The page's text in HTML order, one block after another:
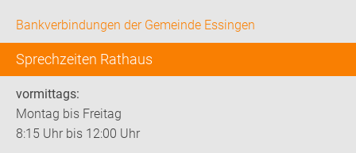
Bankverbindungen der Gemeinde Essingen
Sprechzeiten Rathaus
vormittags:
Montag bis Freitag
8:15 Uhr bis 12:00 Uhr